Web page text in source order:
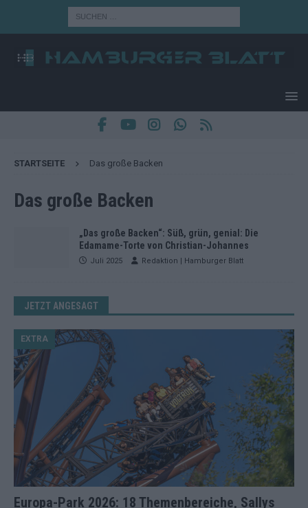
STARTSEITE Das große Backen
Das große Backen
„Das große Backen“: Süß, grün, genial: Die
Edamame-Torte von Christian-Johannes
Juli 2025 Redaktion | Hamburger Blatt
JETZT ANGESAGT
Europa-Park 2026: 18 Themenbereiche, Sallys
EXTRA